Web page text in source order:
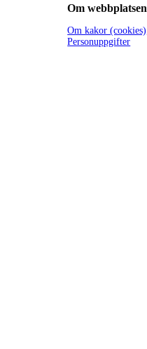
Om webbplatsen
Om kakor (cookies)
Personuppgifter